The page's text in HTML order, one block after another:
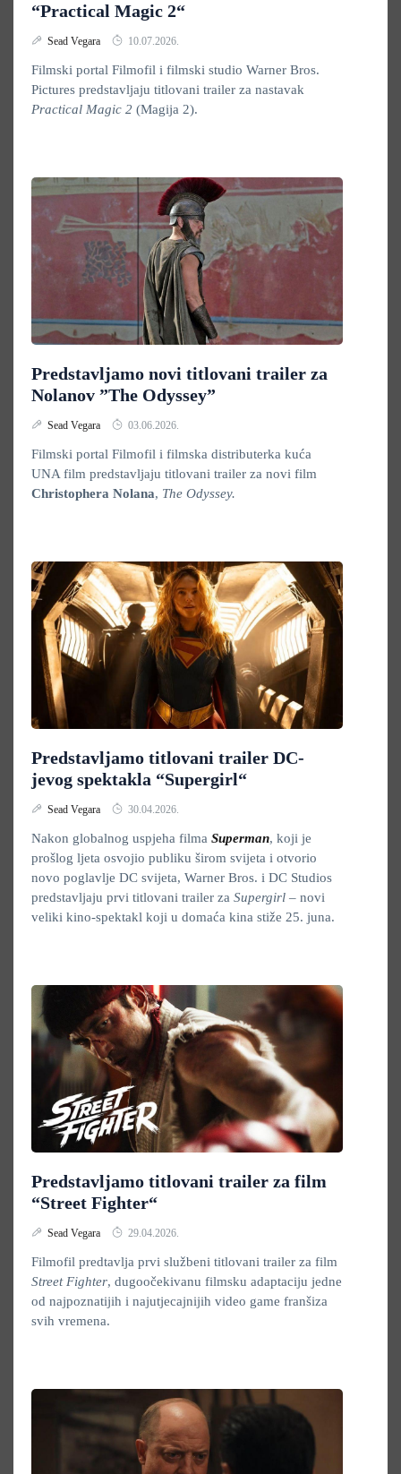
“Practical Magic 2“
Sead Vegara 10.07.2026.
Filmski portal Filmofil i filmski studio Warner Bros.
Pictures predstavljaju titlovani trailer za nastavak
Practical Magic 2 (Magija 2).
Predstavljamo novi titlovani trailer za
Nolanov ”The Odyssey”
Sead Vegara 03.06.2026.
Filmski portal Filmofil i filmska distributerka kuća
UNA film predstavljaju titlovani trailer za novi film
Christophera Nolana, The Odyssey.
Predstavljamo titlovani trailer DC-
jevog spektakla “Supergirl“
Sead Vegara 30.04.2026.
Nakon globalnog uspjeha filma Superman, koji je
prošlog ljeta osvojio publiku širom svijeta i otvorio
novo poglavlje DC svijeta, Warner Bros. i DC Studios
predstavljaju prvi titlovani trailer za Supergirl – novi
veliki kino-spektakl koji u domaća kina stiže 25. juna.
Predstavljamo titlovani trailer za film
“Street Fighter“
Sead Vegara 29.04.2026.
Filmofil predtavlja prvi službeni titlovani trailer za film
Street Fighter, dugoočekivanu filmsku adaptaciju jedne
od najpoznatijih i najutjecajnijih video game franšiza
svih vremena.